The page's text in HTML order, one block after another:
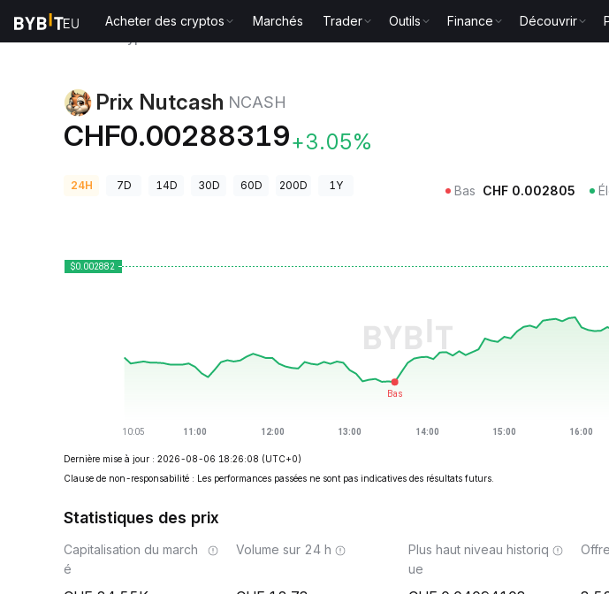
Acheter des cryptos Marchés Trader Outils Finance Découvrir
Prix Nutcash NCASH
CHF0.00288319+3.05%
24H 7D 14D 30D 60D 200D 1Y Bas CHF 0.002805
Dernière mise à jour : 2026-08-06 18:26:08 (UTC+0)
Clause de non-responsabilité : Les performances passées ne sont pas indicatives des résultats futurs.
Statistiques des prix
Capitalisation du march
é
Volume sur 24 h
Plus haut niveau historiq
ue